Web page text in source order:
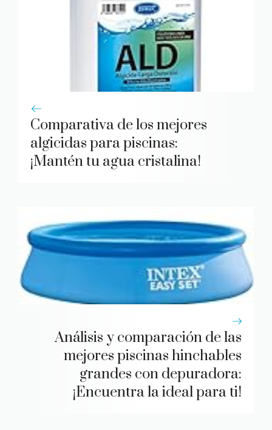
Comparativa de los mejores
algicidas para piscinas:
¡Mantén tu agua cristalina!
Análisis y comparación de las
mejores piscinas hinchables
grandes con depuradora:
¡Encuentra la ideal para ti!